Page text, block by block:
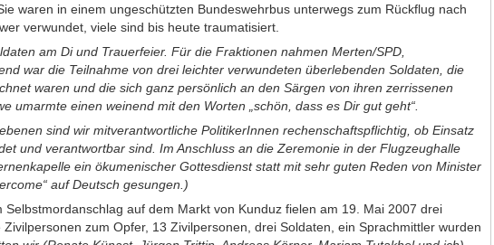
waren in einem ungeschützten Bundeswehrbus unterwegs zum Rückflug nach
verwundet, viele sind bis heute traumatisiert.
am Di und Trauerfeier. Für die Fraktionen nahmen Merten/SPD,
war die Teilnahme von drei leichter verwundeten überlebenden Soldaten, die
waren und die sich ganz persönlich an den Särgen von ihren zerrissenen
umarmte einen weinend mit den Worten „schön, dass es Dir gut geht“.
sind wir mitverantwortliche PolitikerInnen rechenschaftspflichtig, ob Einsatz
und verantwortbar sind. Im Anschluss an die Zeremonie in der Flugzeughalle
ein ökumenischer Gottesdienst statt mit sehr guten Reden von Minister
auf Deutsch gesungen.)
Selbstmordanschlag auf dem Markt von Kunduz fielen am 19. Mai 2007 drei
zum Opfer, 13 Zivilpersonen, drei Soldaten, ein Sprachmittler wurden